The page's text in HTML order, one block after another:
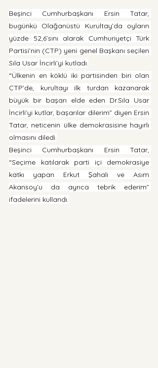
Beşinci Cumhurbaşkanı Ersin Tatar,
bugünkü Olağanüstü Kurultay’da oyların
yüzde 52,6’sını alarak Cumhuriyetçi Türk
Partisi’nin (CTP) yeni genel Başkanı seçilen
Sıla Usar İncirli’yi kutladı.
“Ülkenin en köklü iki partisinden biri olan
CTP’de, kurultayı ilk turdan kazanarak
büyük bir başarı elde eden Dr.Sıla Usar
İncirli’yi kutlar, başarılar dilerim” diyen Ersin
Tatar, neticenin ülke demokrasisine hayırlı
olmasını diledi.
Beşinci Cumhurbaşkanı Ersin Tatar,
“Seçime katılarak parti içi demokrasiye
katkı yapan Erkut Şahali ve Asım
Akansoy’u da ayrıca tebrik ederim”
ifadelerini kullandı.